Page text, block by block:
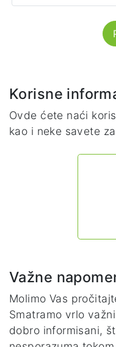
Korisne
Ovde ćete naći
kao i neke savete
Važne
Molimo Vas
Smatramo vrlo
dobro informisani,